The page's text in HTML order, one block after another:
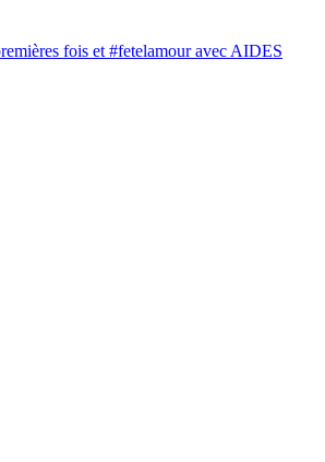
fois et #fetelamour avec AIDES